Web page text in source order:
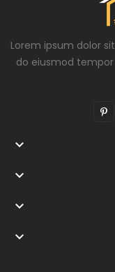
Lorem ipsum dolor
do eiusmod



